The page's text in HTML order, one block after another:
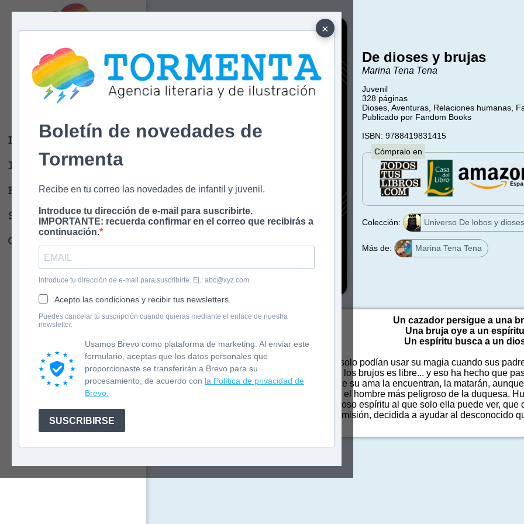
×
Boletín de novedades de
Tormenta
Recibe en tu correo las novedades de infantil y juvenil.
Introduce tu dirección de e-mail para suscribirte.
IMPORTANTE: recuerda confirmar en el correo que recibirás a
continuación.
Introduce tu dirección de e-mail para suscribirte. Ej.: abc@xyz.com
Acepto las condiciones y recibir tus newsletters.
Puedes cancelar tu suscripción cuando quieras mediante el enlace de nuestra
newsletter.
Usamos Brevo como plataforma de marketing. Al enviar este
formulario, aceptas que los datos personales que
proporcionaste se transferirán a Brevo para su
procesamiento, de acuerdo con la Política de privacidad de
Brevo.
SUSCRIBIRSE
Tormenta
Agencia literaria
Libros
Ilustradores
Escritores
Sobre nosotros
Contacto
English version
Newsletter
De dioses y brujas
Marina Tena Tena
Juvenil
328 páginas
Dioses, Aventuras, Relaciones humanas,
Publicado por Fandom Books
ISBN: 9788419831415
Cómpralo en
Colección: Universo De lobos y dioses
Más de: Marina Tena Tena
Un cazador persigue a una
Una bruja oye a un
Un espíritu busca a un
Los brujos eran esclavos, pues solo podían usar su magia cuando sus
firmamento, y ahora la magia de los brujos es libre... y eso ha hecho que
Tara sabe que, si los soldados de su ama la encuentran, la matarán,
que huye, sola y perseguida por el hombre más peligroso de la duquesa.
un inesperado aliado: un misterioso espíritu al que solo ella puede ver,
Tara acepta acompañarlo en su misión, decidida a ayudar al desconocido